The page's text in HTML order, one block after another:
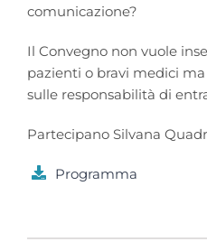
comunicazione?
Il Convegno non vuole
pazienti o bravi medici
sulle responsabilità di
Partecipano Silvana
Programma